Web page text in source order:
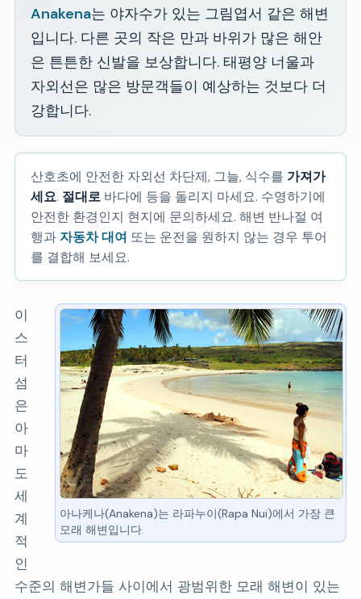
Anakena는 야자수가 있는 그림엽서 같은 해변
입니다. 다른 곳의 작은 만과 바위가 많은 해안
은 튼튼한 신발을 보상합니다. 태평양 너울과
자외선은 많은 방문객들이 예상하는 것보다 더
강합니다.
산호초에 안전한 자외선 차단제, 그늘, 식수를 가져가
세요. 절대로 바다에 등을 돌리지 마세요. 수영하기에
안전한 환경인지 현지에 문의하세요. 해변 반나절 여
행과자동차 대여 또는 운전을 원하지 않는 경우 투어
를 결합해 보세요.
아나케나(Anakena)는 라파누이(Rapa Nui)에서 가장 큰
모래 해변입니다.
이
스
터
섬
은
아
마
도
세
계
적
인
수준의 해변가들 사이에서 광범위한 모래 해변이 있는